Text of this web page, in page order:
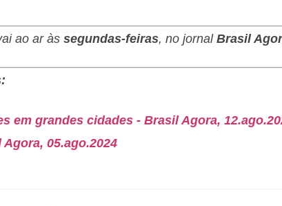
ao ar às segundas-feiras, no jornalBrasil
em grandes cidades - Brasil Agora,
05.ago.2024